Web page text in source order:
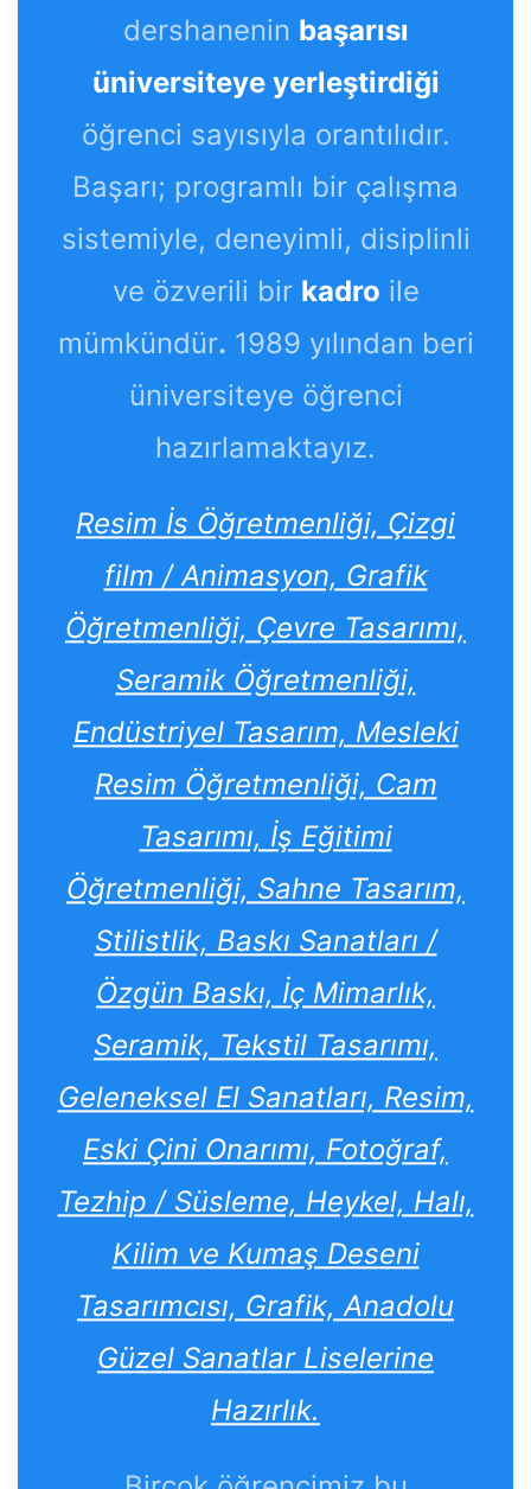
dershanenin başarısı
üniversiteye yerleştirdiği
öğrenci sayısıyla orantılıdır.
Başarı; programlı bir çalışma
sistemiyle, deneyimli, disiplinli
ve özverili bir kadro ile
mümkündür. 1989 yılından beri
üniversiteye öğrenci
hazırlamaktayız.
Resim İs Öğretmenliği, Çizgi
film / Animasyon, Grafik
Öğretmenliği, Çevre Tasarımı,
Seramik Öğretmenliği,
Endüstriyel Tasarım, Mesleki
Resim Öğretmenliği, Cam
Tasarımı, İş Eğitimi
Öğretmenliği, Sahne Tasarım,
Stilistlik, Baskı Sanatları /
Özgün Baskı, İç Mimarlık,
Seramik, Tekstil Tasarımı,
Geleneksel El Sanatları, Resim,
Eski Çini Onarımı, Fotoğraf,
Tezhip / Süsleme, Heykel, Halı,
Kilim ve Kumaş Deseni
Tasarımcısı, Grafik, Anadolu
Güzel Sanatlar Liselerine
Hazırlık.